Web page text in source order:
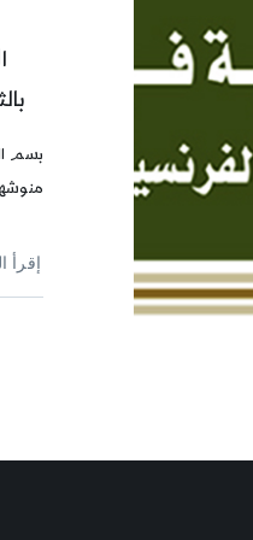
بسم
إقرأ